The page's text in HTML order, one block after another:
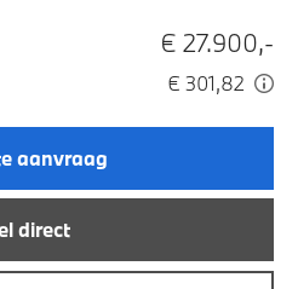
€ 27.900,-
€ 301,82
aanvraag
direct